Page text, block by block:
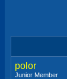
polor
Junior Member